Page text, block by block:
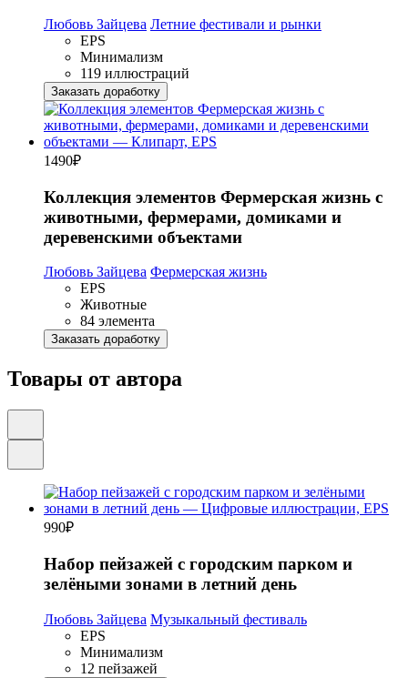
Любовь Зайцева Летние фестивали и рынки
EPS
Минимализм
119 иллюстраций
Заказать доработку
1490₽
Коллекция элементов Фермерская жизнь с
животными, фермерами, домиками и
деревенскими объектами
Любовь Зайцева Фермерская жизнь
EPS
Животные
84 элемента
Заказать доработку
Товары от автора
990₽
Набор пейзажей с городским парком и
зелёными зонами в летний день
Любовь Зайцева Музыкальный фестиваль
EPS
Минимализм
12 пейзажей